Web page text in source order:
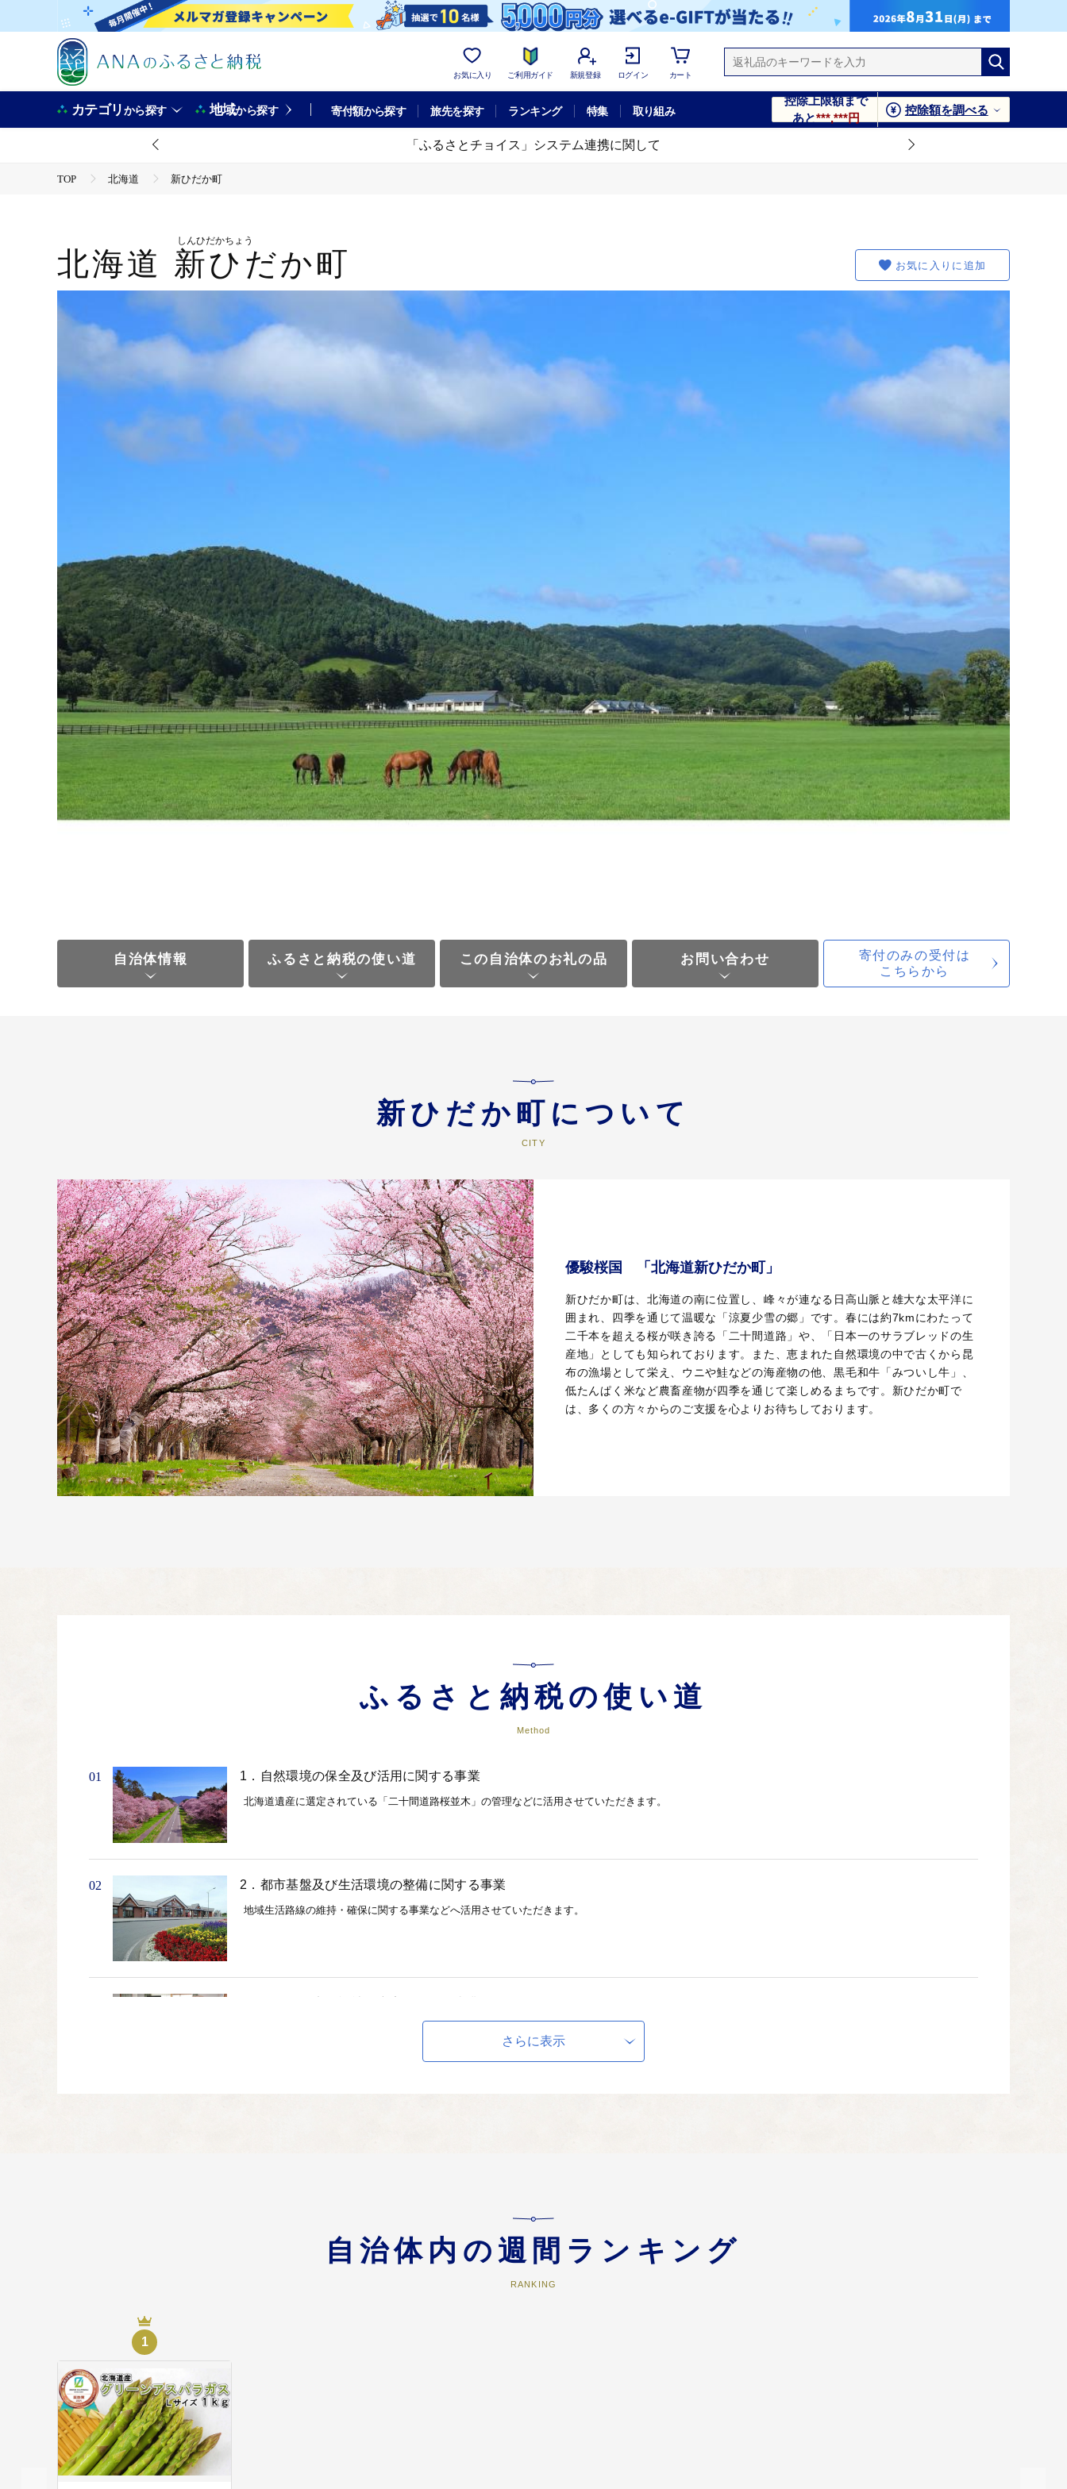
お気に入り ご利用ガイド 新規登録 ログイン カート
カテゴリから探す 地域から探す 寄付額から探す 旅先を探す ランキング 特集 取り組み
控除上限額まで
あと***,***円
控除額を調べる
「ふるさとチョイス」システム連携に関して
TOP 北海道 新ひだか町
北海道 新ひだか町
しんひだかちょう
お気に入りに追加
自治体情報 ふるさと納税の使い道 この自治体のお礼の品 お問い合わせ
寄付のみの受付は
こちらから
新ひだか町について
優駿桜国 「北海道新ひだか町」
新ひだか町は、北海道の南に位置し、峰々が連なる日高山脈と雄大な太平洋に
囲まれ、四季を通じて温暖な「涼夏少雪の郷」です。春には約7kmにわたって
二千本を超える桜が咲き誇る「二十間道路」や、「日本一のサラブレッドの生
産地」としても知られております。また、恵まれた自然環境の中で古くから昆
布の漁場として栄え、ウニや鮭などの海産物の他、黒毛和牛「みついし牛」、
低たんぱく米など農畜産物が四季を通じて楽しめるまちです。新ひだか町で
は、多くの方々からのご支援を心よりお待ちしております。
ふるさと納税の使い道
Method
01 1．自然環境の保全及び活用に関する事業
北海道遺産に選定されている「二十間道路桜並木」の管理などに活用させていただきます。
02 2．都市基盤及び生活環境の整備に関する事業
地域生活路線の維持・確保に関する事業などへ活用させていただきます。
子ども医療費助成事業や障がい者地域生活支援事業などに活用させていただきます。
観光事業及び観光施設の充実に関する事業や滞在・移住促進に関する事業などに活用させていただきます。
07
さらに表示
自治体内の週間ランキング
RANKING
1